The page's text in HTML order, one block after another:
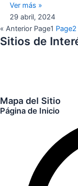
Ver más »
29 abril, 2024
« Anterior Page1 Page2
Sitios de
Mapa del Sitio
Página de Inicio